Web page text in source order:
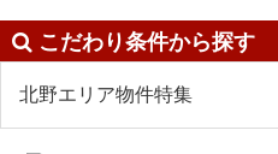
こだわり条件から探す
北野エリア物件特集